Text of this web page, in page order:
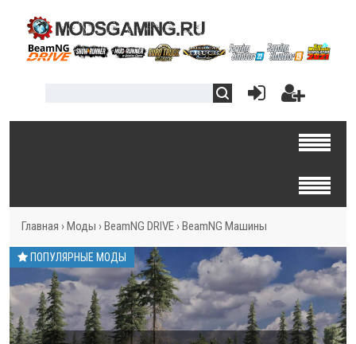
Главная › Моды › BeamNG DRIVE › BeamNG Машины
ПОПУЛЯРНЫЕ МОДЫ